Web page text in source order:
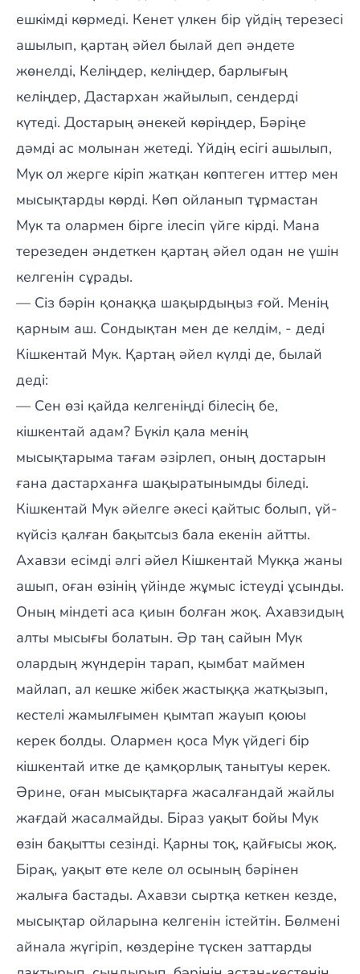
ешкімді көрмеді. Кенет үлкен бір үйдің терезесі
ашылып, қартаң әйел былай деп әндете
жөнелді, Келіңдер, келіңдер, барлығың
келіңдер, Дастархан жайылып, сендерді
күтеді. Достарың әнекей көріңдер, Бәріңе
дәмді ас молынан жетеді. Үйдің есігі ашылып,
Мук ол жерге кіріп жатқан көптеген иттер мен
мысықтарды көрді. Көп ойланып тұрмастан
Мук та олармен бірге ілесіп үйге кірді. Мана
терезеден әндеткен қартаң әйел одан не үшін
келгенін сұрады.
— Сіз бәрін қонаққа шақырдыңыз ғой. Менің
қарным аш. Сондықтан мен де келдім, - деді
Кішкентай Мук. Қартаң әйел күлді де, былай
деді:
— Сен өзі қайда келгеніңді білесің бе,
кішкентай адам? Бүкіл қала менің
мысықтарыма тағам әзірлеп, оның достарын
ғана дастарханға шақыратынымды біледі.
Кішкентай Мук әйелге әкесі қайтыс болып, үй-
күйсіз қалған бақытсыз бала екенін айтты.
Ахавзи есімді әлгі әйел Кішкентай Мукқа жаны
ашып, оған өзінің үйінде жұмыс істеуді ұсынды.
Оның міндеті аса қиын болған жоқ. Ахавзидың
алты мысығы болатын. Әр таң сайын Мук
олардың жүндерін тарап, қымбат маймен
майлап, ал кешке жібек жастыққа жатқызып,
кестелі жамылғымен қымтап жауып қоюы
керек болды. Олармен қоса Мук үйдегі бір
кішкентай итке де қамқорлық танытуы керек.
Әрине, оған мысықтарға жасалғандай жайлы
жағдай жасалмайды. Біраз уақыт бойы Мук
өзін бақытты сезінді. Қарны тоқ, қайғысы жоқ.
Бірақ, уақыт өте келе ол осының бәрінен
жалыға бастады. Ахавзи сыртқа кеткен кезде,
мысықтар ойларына келгенін істейтін. Бөлмені
айнала жүгіріп, көздеріне түскен заттарды